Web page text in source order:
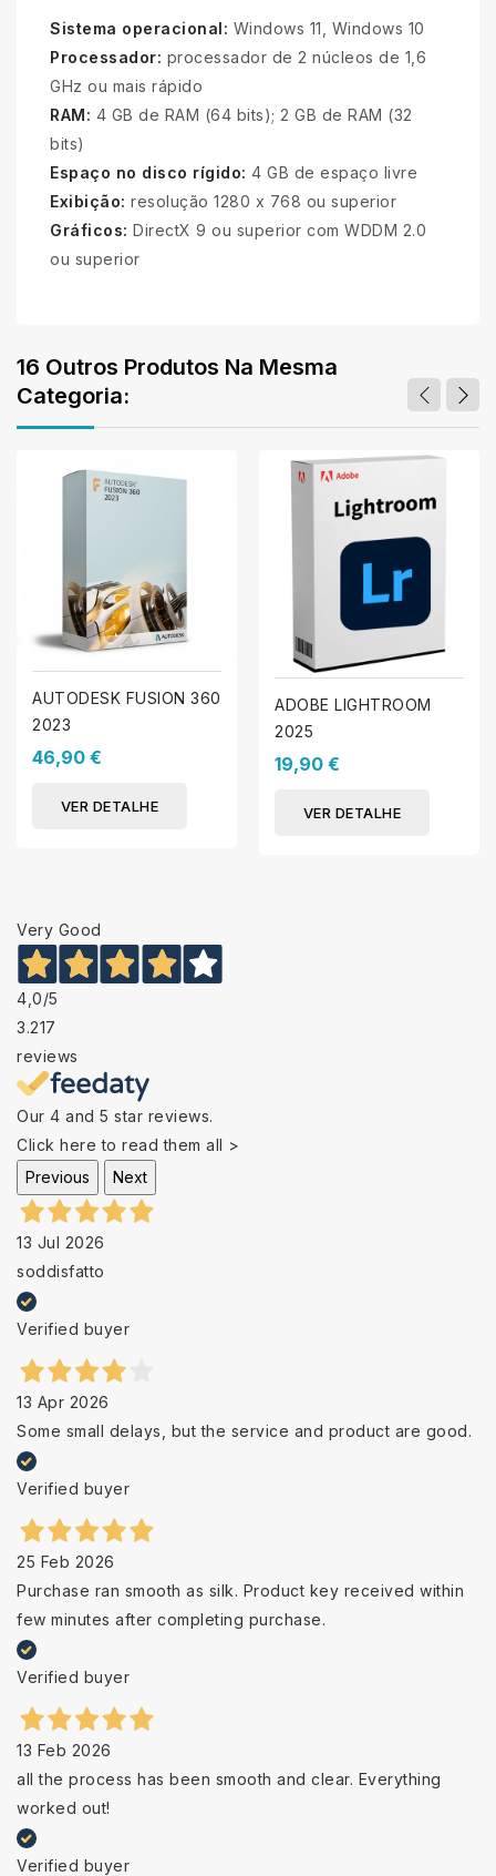
Sistema operacional: Windows 11, Windows 10
Processador: processador de 2 núcleos de 1,6
GHz ou mais rápido
RAM: 4 GB de RAM (64 bits); 2 GB de RAM (32
bits)
Espaço no disco rígido: 4 GB de espaço livre
Exibição: resolução 1280 x 768 ou superior
Gráficos: DirectX 9 ou superior com WDDM 2.0
ou superior
16 Outros Produtos Na Mesma
Categoria:
AUTODESK FUSION 360
2023
46,90 €
VER DETALHE
ADOBE LIGHTROOM
2025
19,90 €
VER DETALHE
Very Good
4,0/5
3.217
reviews
Our 4 and 5 star reviews.
Click here to read them all >
Previous
Next
13 Jul 2026
soddisfatto
Verified buyer
13 Apr 2026
Some small delays, but the service and product are good.
Verified buyer
25 Feb 2026
Purchase ran smooth as silk. Product key received within
few minutes after completing purchase.
Verified buyer
13 Feb 2026
all the process has been smooth and clear. Everything
worked out!
Verified buyer